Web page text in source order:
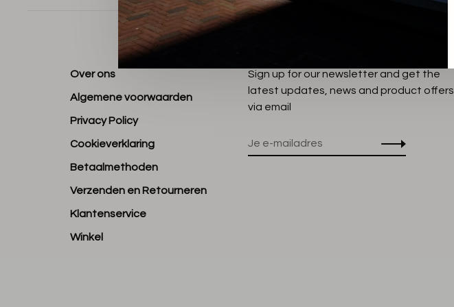
Over ons
Algemene voorwaarden
Privacy Policy
Cookieverklaring
Betaalmethoden
Verzenden en Retourneren
Klantenservice
Winkel
Sign up for our newsletter and get the
latest updates, news and product offers
via email